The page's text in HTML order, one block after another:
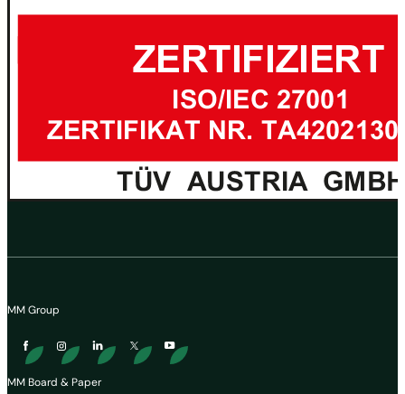
MM Group
MM Board & Paper